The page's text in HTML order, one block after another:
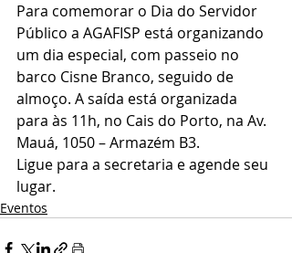
Para comemorar o Dia do Servidor
Público a AGAFISP está organizando
um dia especial, com passeio no
barco Cisne Branco, seguido de
almoço. A saída está organizada
para às 11h, no Cais do Porto, na Av.
Mauá, 1050 – Armazém B3.
Ligue para a secretaria e agende seu
lugar.
Eventos